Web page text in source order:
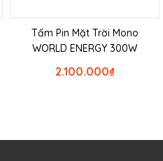
Tấm Pin Mặt Trời Mono
WORLD ENERGY 300W
₫
2.100.000